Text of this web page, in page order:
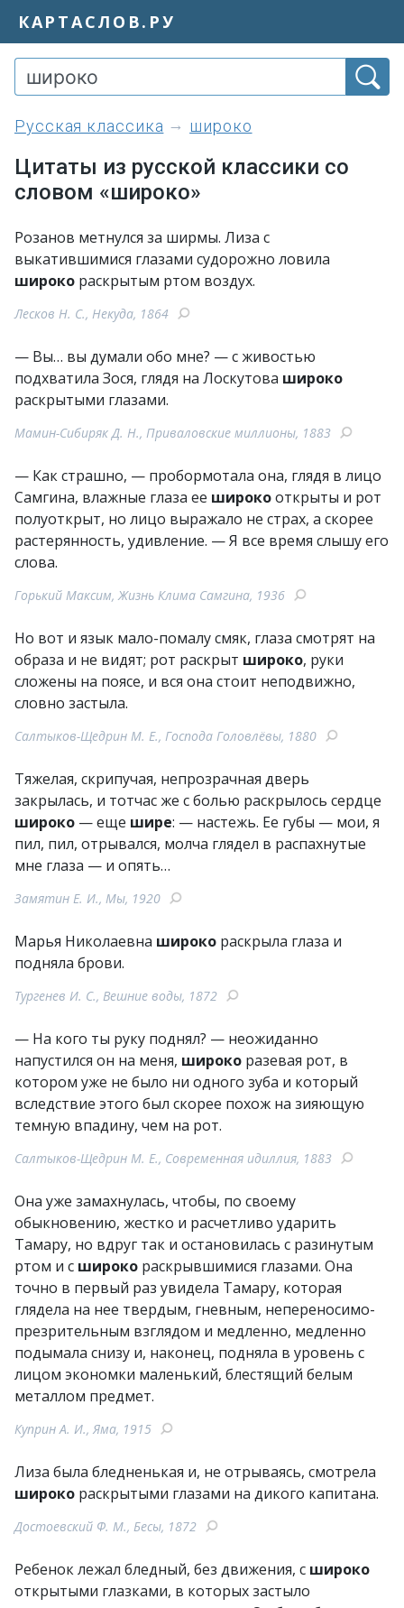
КАРТАСЛОВ.РУ
Русская классика широко
Цитаты из русской классики со
словом «широко»
Розанов метнулся за ширмы. Лиза с
выкатившимися глазами судорожно ловила
широко раскрытым ртом воздух.
Лесков Н. С., Некуда, 1864
— Вы… вы думали обо мне? — с живостью
подхватила Зося, глядя на Лоскутова широко
раскрытыми глазами.
Мамин-Сибиряк Д. Н., Приваловские миллионы, 1883
— Как страшно, — пробормотала она, глядя в лицо
Самгина, влажные глаза ее широкооткрыты и рот
полуоткрыт, но лицо выражало не страх, а скорее
растерянность, удивление. — Я все время слышу его
слова.
Горький Максим, Жизнь Клима Самгина, 1936
Но вот и язык мало-помалу смяк, глаза смотрят на
образа и не видят; рот раскрыт широко, руки
сложены на поясе, и вся она стоит неподвижно,
словно застыла.
Салтыков-Щедрин М. Е., Господа Головлёвы, 1880
Тяжелая, скрипучая, непрозрачная дверь
закрылась, и тотчас же с болью раскрылось сердце
широко — еще шире: — настежь. Ее губы — мои, я
пил, пил, отрывался, молча глядел в распахнутые
мне глаза — и опять…
Замятин Е. И., Мы, 1920
Марья Николаевна широко раскрыла глаза и
подняла брови.
Тургенев И. С., Вешние воды, 1872
— На кого ты руку поднял? — неожиданно
напустился он на меня, широко разевая рот, в
котором уже не было ни одного зуба и который
вследствие этого был скорее похож на зияющую
темную впадину, чем на рот.
Салтыков-Щедрин М. Е., Современная идиллия, 1883
Она уже замахнулась, чтобы, по своему
обыкновению, жестко и расчетливо ударить
Тамару, но вдруг так и остановилась с разинутым
ртом и с широко раскрывшимися глазами. Она
точно в первый раз увидела Тамару, которая
глядела на нее твердым, гневным, непереносимо-
презрительным взглядом и медленно, медленно
подымала снизу и, наконец, подняла в уровень с
лицом экономки маленький, блестящий белым
металлом предмет.
Куприн А. И., Яма, 1915
Лиза была бледненькая и, не отрываясь, смотрела
широко раскрытыми глазами на дикого капитана.
Достоевский Ф. М., Бесы, 1872
Ребенок лежал бледный, без движения, с широко
открытыми глазками, в которых застыло